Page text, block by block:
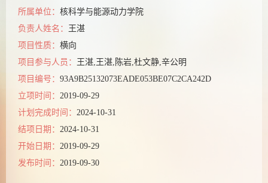
所属单位： 核科学与能源动力学院
负责人姓名：
王湛
项目性质： 横向
项目参与人员：
王湛,王湛,陈岩,杜文静,辛公明
项目编号： 93A9B25132073EADE053BE07C2CA242D
立项时间： 2019-09-29
计划完成时间： 2024-10-31
结项日期： 2024-10-31
开始日期： 2019-09-29
发布时间： 2019-09-30